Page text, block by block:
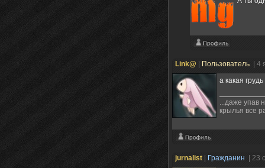
Link@ Пользователь
| 4
а какая
...даже упав
крылья все
jurnalist Гражданин
| 23